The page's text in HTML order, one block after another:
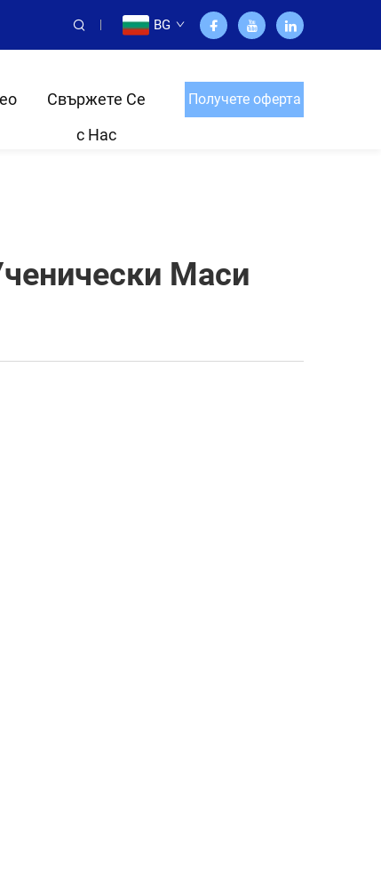
BG
Свържете Се
с Нас
Получете оферта
Маси